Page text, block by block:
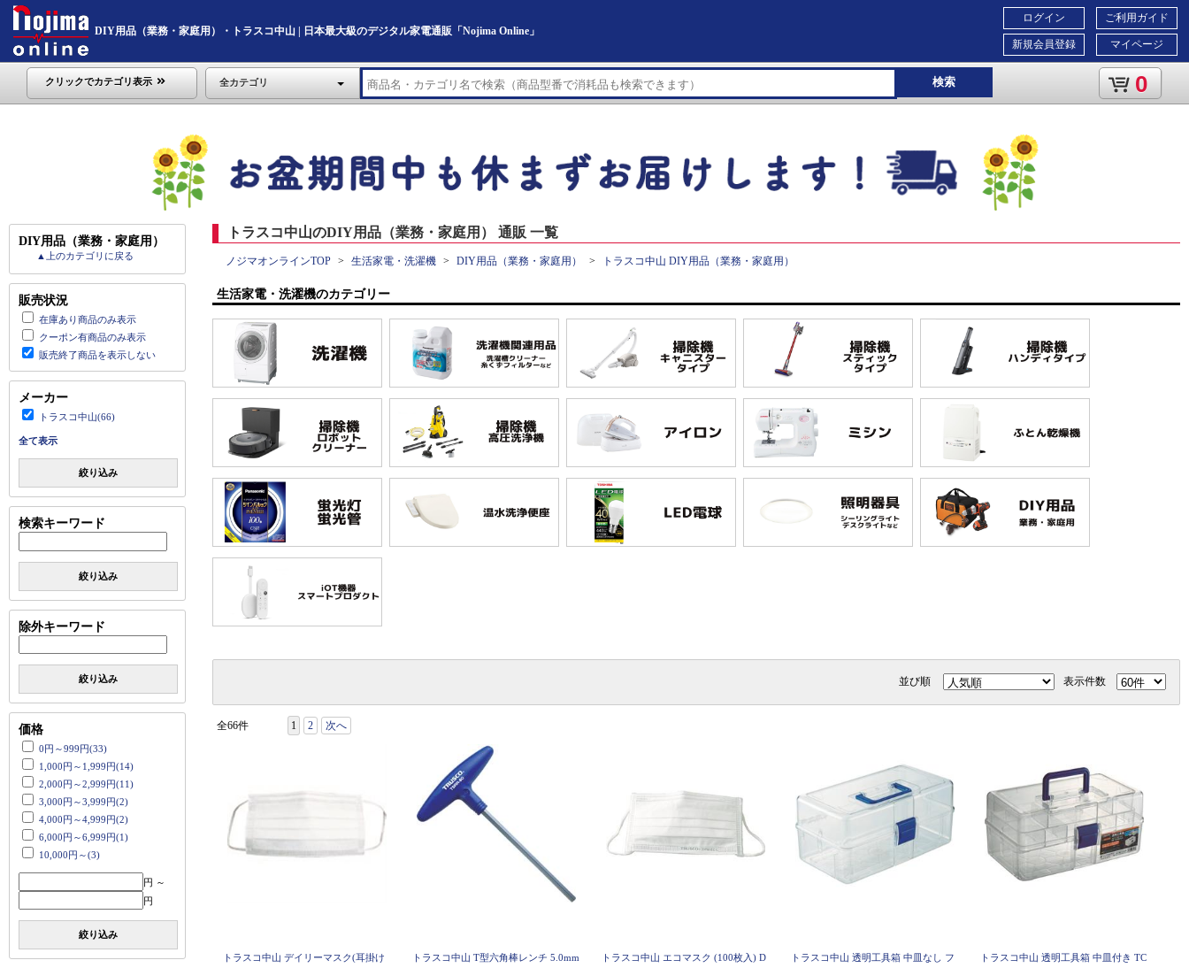
DIY用品（業務・家庭用）・トラスコ中山 | 日本最大級のデジタル家電通販「Nojima Online」
ご利用ガイド
マイページ
ログイン
新規会員登録
クリックでカテゴリ表示 全カテゴリ 検索 0
DIY用品（業務・家庭用）
▲上のカテゴリに戻る
販売状況
在庫あり商品のみ表示
クーポン有商品のみ表示
販売終了商品を表示しない
メーカー
トラスコ中山(66)
全て表示
絞り込み
検索キーワード
絞り込み
除外キーワード
絞り込み
価格
0円～999円(33)
1,000円～1,999円(14)
2,000円～2,999円(11)
3,000円～3,999円(2)
4,000円～4,999円(2)
6,000円～6,999円(1)
10,000円～(3)
円 ～
円
絞り込み
トラスコ中山のDIY用品（業務・家庭用） 通販 一覧
ノジマオンラインTOP 生活家電・洗濯機 DIY用品（業務・家庭用） トラスコ中山 DIY用品（業務・家庭用）
生活家電・洗濯機のカテゴリー
並び順 表示件数
全66件 1 2 次へ
トラスコ中山 デイリーマスク(耳掛け
トラスコ中山 T型六角棒レンチ 5.0mm
トラスコ中山 エコマスク (100枚入) D
トラスコ中山 透明工具箱 中皿なし フ
トラスコ中山 透明工具箱 中皿付き TC